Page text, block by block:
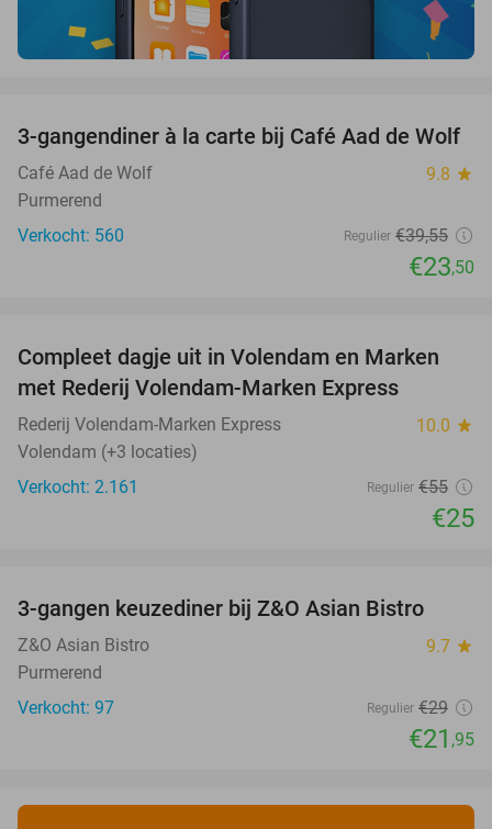
41%
3-gangendiner à la carte bij Café Aad de Wolf
Café Aad de Wolf 9.8 star
Purmerend
Verkocht: 560
Regulier €39,55
€23,50
55%
Compleet dagje uit in Volendam en Marken
met Rederij Volendam-Marken Express
Rederij Volendam-Marken Express 10.0 star
Volendam (+3 locaties)
Verkocht: 2.161
Regulier €55
€25
3-gangen keuzediner bij Z&O Asian Bistro
Z&O Asian Bistro 9.7 star
Purmerend
Verkocht: 97
Regulier €29
€21 ,95